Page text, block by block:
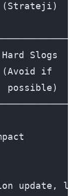
(Strateji)
Slogs
if
possible)
update,